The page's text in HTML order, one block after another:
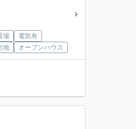
場
電気有
地 オープンハウス